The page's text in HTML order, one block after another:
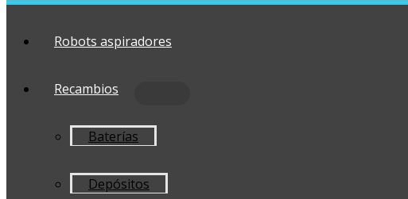
Robots aspiradores
Recambios
Baterías
Depósitos